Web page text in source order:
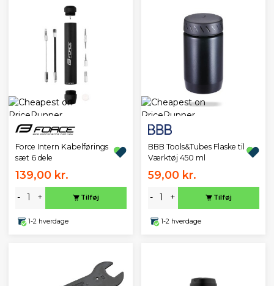
Force Intern Kabelførings
sæt 6 dele
139,00 kr.
- + Tilføj
1-2 hverdage
BBB Tools&Tubes Flaske til
Værktøj 450 ml
59,00 kr.
- + Tilføj
1-2 hverdage